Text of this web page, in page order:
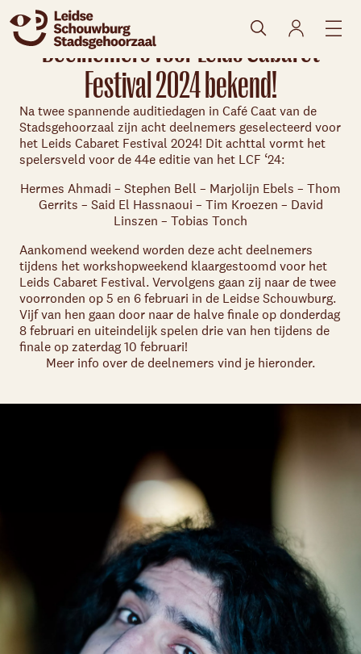
Deelnemers voor Leids Cabaret
Festival 2024 bekend!
Na twee spannende auditiedagen in Café Caat van de
Stadsgehoorzaal zijn acht deelnemers geselecteerd voor
het Leids Cabaret Festival 2024! Dit achttal vormt het
spelersveld voor de 44e editie van het LCF ‘24:
Hermes Ahmadi – Stephen Bell – Marjolijn Ebels – Thom
Gerrits – Said El Hassnaoui – Tim Kroezen – David
Linszen – Tobias Tonch
Aankomend weekend worden deze acht deelnemers
tijdens het workshopweekend klaargestoomd voor het
Leids Cabaret Festival. Vervolgens gaan zij naar de twee
voorronden op 5 en 6 februari in de Leidse Schouwburg.
Vijf van hen gaan door naar de halve finale op donderdag
8 februari en uiteindelijk spelen drie van hen tijdens de
finale op zaterdag 10 februari!
Meer info over de deelnemers vind je hieronder.